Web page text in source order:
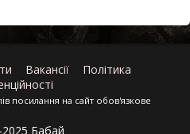
Вакансії
Політика
посилання на сайт обов'язкове
Бабай